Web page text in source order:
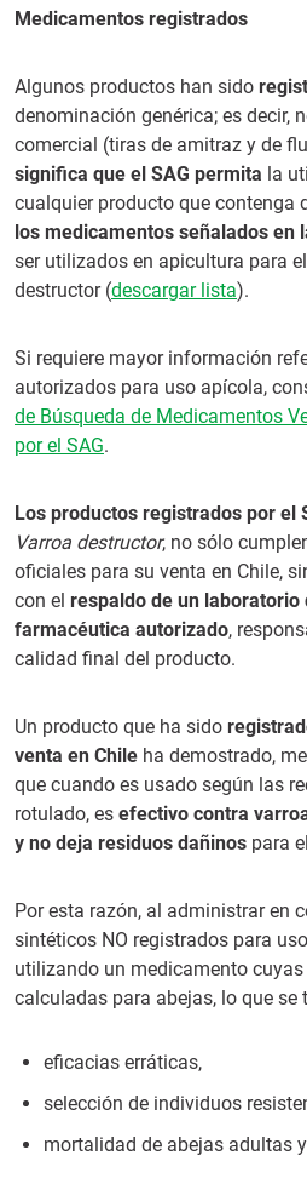
Medicamentos registrados
Algunos productos han sido
denominación genérica; es decir,
comercial (tiras de amitraz y de
significa que el SAG permita la
cualquier producto que contenga
los medicamentos señalados en
ser utilizados en apicultura para
destructor (descargar lista).
Si requiere mayor información
autorizados para uso apícola,
de Búsqueda de Medicamentos
por el SAG.
Los productos registrados por el
Varroa destructor, no sólo
oficiales para su venta en Chile,
con el respaldo de un laboratorio
farmacéutica autorizado,
calidad final del producto.
Un producto que ha sido
venta en Chile ha demostrado,
que cuando es usado según las
rotulado, es efectivo contra
y no deja residuos dañinos para
Por esta razón, al administrar en
sintéticos NO registrados para
utilizando un medicamento
calculadas para abejas, lo que se
eficacias erráticas,
selección de individuos
mortalidad de abejas adultas